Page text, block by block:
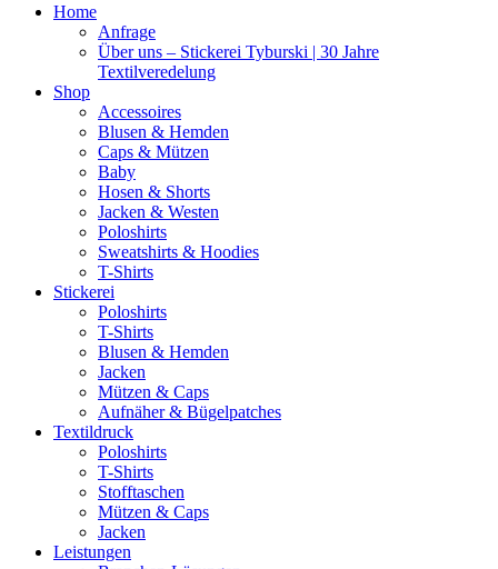
Home
Anfrage
Über uns – Stickerei Tyburski | 30 Jahre
Textilveredelung
Shop
Accessoires
Blusen & Hemden
Caps & Mützen
Baby
Hosen & Shorts
Jacken & Westen
Poloshirts
Sweatshirts & Hoodies
T-Shirts
Stickerei
Poloshirts
T-Shirts
Blusen & Hemden
Jacken
Mützen & Caps
Aufnäher & Bügelpatches
Textildruck
Poloshirts
T-Shirts
Stofftaschen
Mützen & Caps
Jacken
Leistungen